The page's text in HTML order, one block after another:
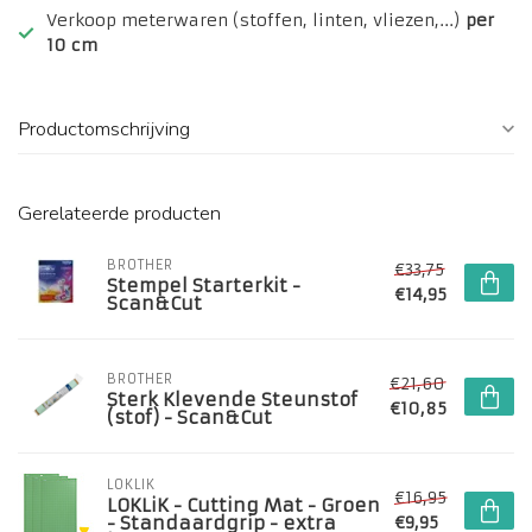
Verkoop meterwaren (stoffen, linten, vliezen,...) per
10 cm
Productomschrijving
Gerelateerde producten
BROTHER
Stempel Starterkit -
Scan&Cut
€33,75
€14,95
BROTHER
Sterk Klevende Steunstof
(stof) - Scan&Cut
€21,60
€10,85
LOKLIK
LOKLiK - Cutting Mat - Groen
- Standaardgrip - extra
€16,95
€9,95